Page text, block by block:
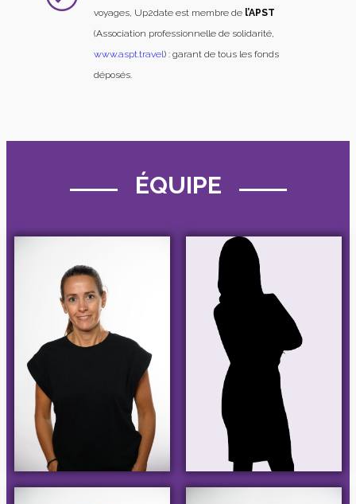
voyages, Up2date est membre de l’APST
(Association professionnelle de solidarité,
www.aspt.travel) : garant de tous les fonds
déposés.
ÉQUIPE